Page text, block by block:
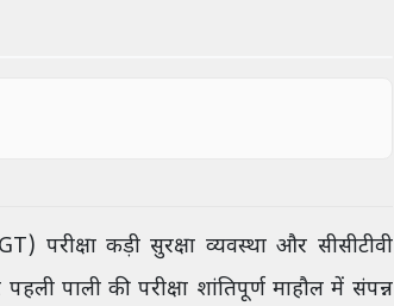
परीक्षा कड़ी सुरक्षा व्यवस्था और सीसीटीवी
पाली की परीक्षा शांतिपूर्ण माहौल में संपन्न